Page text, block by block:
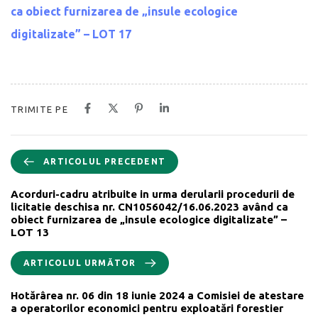
ca obiect furnizarea de „insule ecologice
digitalizate” – LOT 17
TRIMITE PE
ARTICOLUL PRECEDENT
Acorduri-cadru atribuite in urma derularii procedurii de
licitatie deschisa nr. CN1056042/16.06.2023 având ca
obiect furnizarea de „insule ecologice digitalizate” –
LOT 13
ARTICOLUL URMĂTOR
Hotărârea nr. 06 din 18 iunie 2024 a Comisiei de atestare
a operatorilor economici pentru exploatări forestier